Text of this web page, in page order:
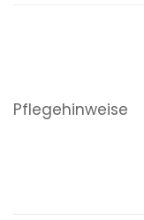
Pflegehinweise